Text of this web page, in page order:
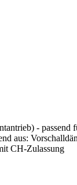
-
aus:
CH-Zulassung